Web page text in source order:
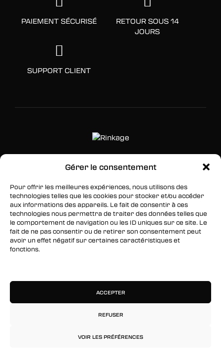
Gérer le consentement
Pour offrir les meilleures expériences, nous utilisons des
technologies telles que les cookies pour stocker et/ou accéder
aux informations des appareils. Le fait de consentir à ces
technologies nous permettra de traiter des données telles que
le comportement de navigation ou les ID uniques sur ce site. Le
fait de ne pas consentir ou de retirer son consentement peut
avoir un effet négatif sur certaines caractéristiques et
fonctions.
ACCEPTER
REFUSER
VOIR LES PRÉFÉRENCES
PAIEMENT SÉCURISÉ
RETOUR SOUS 14
JOURS
SUPPORT CLIENT
SUIVEZ-NOUS
Facebook
Twitter
Instagram
arrivages, des ventes, du contenu exclusif, des
événements et plus encore !